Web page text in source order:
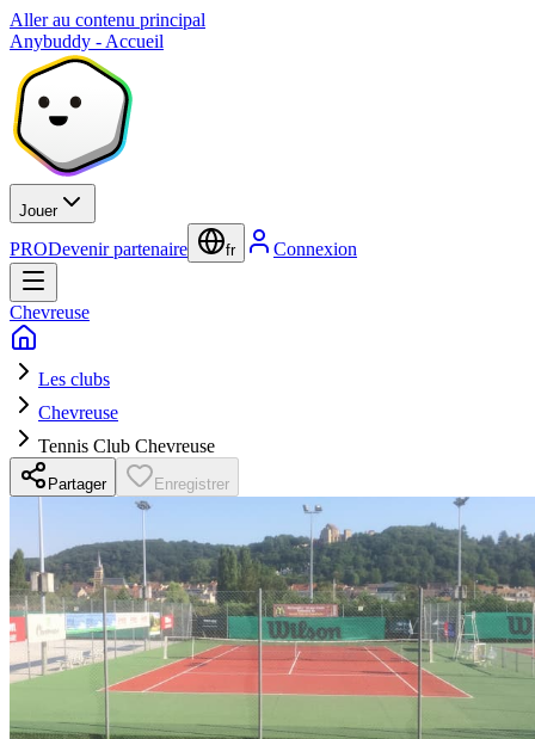
Aller au contenu principal
Anybuddy - Accueil
Jouer
PRODevenir partenaire fr Connexion
Chevreuse
Les clubs
Chevreuse
Tennis Club Chevreuse
Partager Enregistrer